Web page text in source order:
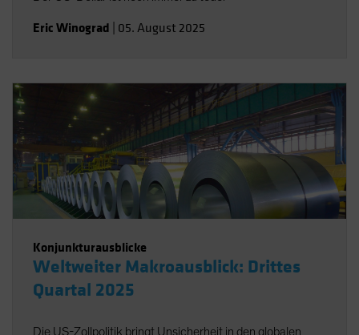
Eric Winograd 05. August 2025
Konjunkturausblicke
Weltweiter Makroausblick: Drittes
Quartal 2025
Die US-Zollpolitik bringt Unsicherheit in den globalen